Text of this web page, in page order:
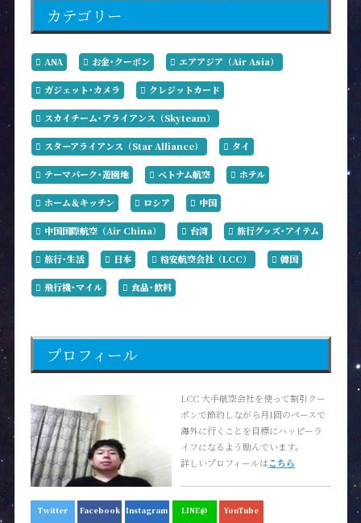
カテゴリー
ANA お金･クーポン エアアジア（Air Asia）
ガジェット･カメラ クレジットカード
スカイチーム･アライアンス（Skyteam）
スターアライアンス（Star Alliance） タイ
テーマパーク･遊園地 ベトナム航空 ホテル
ホーム＆キッチン ロシア 中国
中国国際航空（Air China） 台湾 旅行グッズ･アイテム
旅行･生活 日本 格安航空会社（LCC） 韓国
飛行機･マイル 食品･飲料
プロフィール
LCC 大手航空会社を使って割引クー
ポンで節約しながら月1回のペースで
海外に行くことを目標にハッピーラ
イフになるよう励んでいます。
詳しいプロフィールはこちら
Twitter Facebook Instagram LINE@ YouTube